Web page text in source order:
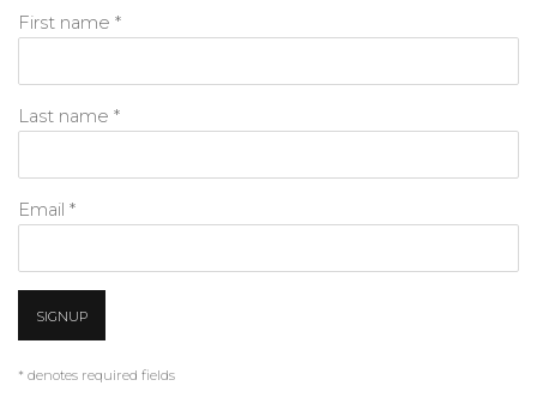
First name *
Last name *
Email *
SIGNUP
* denotes required fields